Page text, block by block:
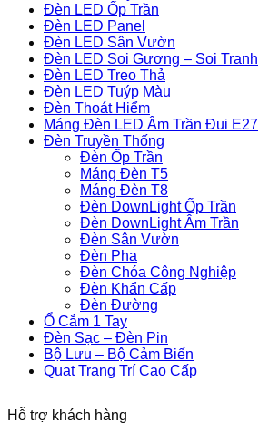
Đèn LED Ốp Trần
Đèn LED Panel
Đèn LED Sân Vườn
Đèn LED Soi Gương – Soi Tranh
Đèn LED Treo Thả
Đèn LED Tuýp Màu
Đèn Thoát Hiểm
Máng Đèn LED Âm Trần Đui E27
Đèn Truyền Thống
Đèn Ốp Trần
Máng Đèn T5
Máng Đèn T8
Đèn DownLight Ốp Trần
Đèn DownLight Âm Trần
Đèn Sân Vườn
Đèn Pha
Đèn Chóa Công Nghiệp
Đèn Khẩn Cấp
Đèn Đường
Ổ Cắm 1 Tay
Đèn Sạc – Đèn Pin
Bộ Lưu – Bộ Cảm Biến
Quạt Trang Trí Cao Cấp
Hỗ trợ khách hàng